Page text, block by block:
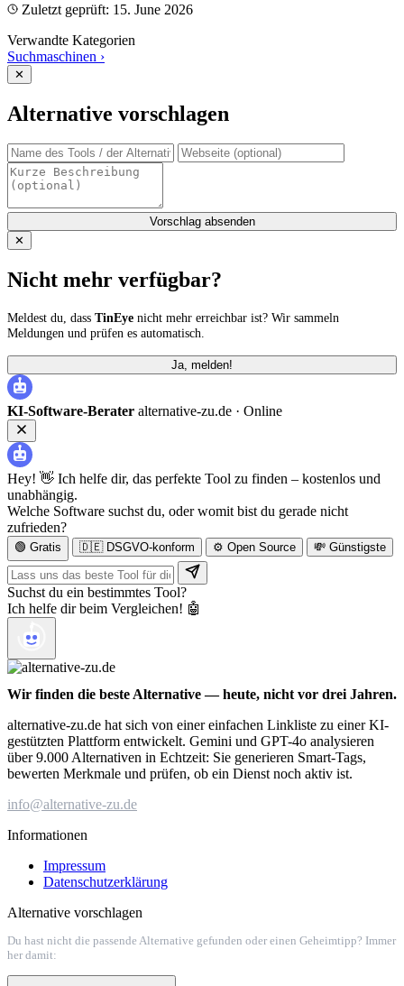
Zuletzt geprüft: 15. June 2026
Verwandte Kategorien
Suchmaschinen ›
✕
Alternative vorschlagen
Vorschlag absenden
✕
Nicht mehr verfügbar?
Meldest du, dass TinEye nicht mehr erreichbar ist? Wir sammeln
Meldungen und prüfen es automatisch.
Ja, melden!
KI-Software-Berater alternative-zu.de · Online
Hey! 👋 Ich helfe dir, das perfekte Tool zu finden – kostenlos und
unabhängig.
Welche Software suchst du, oder womit bist du gerade nicht
zufrieden?
🟢 Gratis 🇩🇪 DSGVO-konform ⚙️ Open Source 💸 Günstigste
Suchst du ein bestimmtes Tool?
Ich helfe dir beim Vergleichen! 🤖
Wir finden die beste Alternative — heute, nicht vor drei Jahren.
alternative-zu.de hat sich von einer einfachen Linkliste zu einer KI-
gestützten Plattform entwickelt. Gemini und GPT-4o analysieren
über 9.000 Alternativen in Echtzeit: Sie generieren Smart-Tags,
bewerten Merkmale und prüfen, ob ein Dienst noch aktiv ist.
info@alternative-zu.de
Informationen
Impressum
Datenschutzerklärung
Alternative vorschlagen
Du hast nicht die passende Alternative gefunden oder einen Geheimtipp? Immer
her damit: